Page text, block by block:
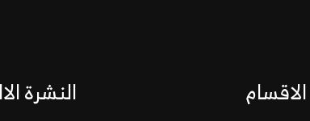
الاقسام النشرة